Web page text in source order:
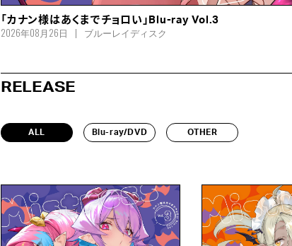
「カナン様はあくまでチョロい」Blu-ray Vol.3
2026年08月26日 ブルーレイディスク
RELEASE
ALL Blu-ray/DVD OTHER